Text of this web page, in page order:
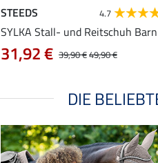
STEEDS 4.7
SYLKA Stall- und Reitschuh Barn
39,90 €49,90 €
31,92 €
DIE